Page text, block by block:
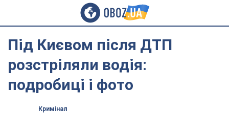
Під Києвом після ДТП
розстріляли водія:
подробиці і фото
Кримінал